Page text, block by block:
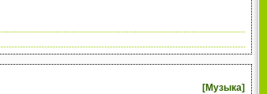
[Музыка]